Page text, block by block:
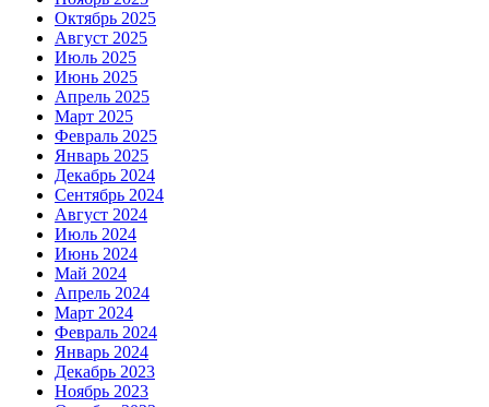
Октябрь 2025
Август 2025
Июль 2025
Июнь 2025
Апрель 2025
Март 2025
Февраль 2025
Январь 2025
Декабрь 2024
Сентябрь 2024
Август 2024
Июль 2024
Июнь 2024
Май 2024
Апрель 2024
Март 2024
Февраль 2024
Январь 2024
Декабрь 2023
Ноябрь 2023